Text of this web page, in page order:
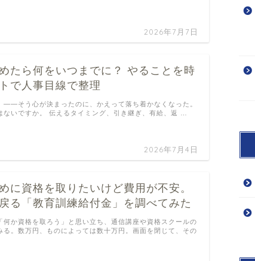
2026年7月7日
たら何をいつまでに？ やることを時
で人事目線で整理
2026年7月4日
——そう心が決まったのに、かえって落ち着かなくなった。
ないですか。 伝えるタイミング、引き継ぎ、有給、返 …
に資格を取りたいけど費用が不安。
る「教育訓練給付金」を調べてみた
何か資格を取ろう」と思い立ち、通信講座や資格スクールの
る。数万円、ものによっては数十万円。画面を閉じて、その